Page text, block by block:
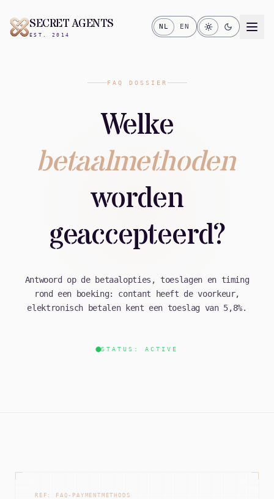
SECRET AGENTS
EST. 2014
NL EN
FAQ DOSSIER
Welke
betaalmethoden
worden
geaccepteerd?
Antwoord op de betaalopties, toeslagen en timing
rond een boeking: contant heeft de voorkeur,
elektronisch betalen kent een toeslag van 5,8%.
STATUS: ACTIVE
REF: FAQ-PAYMENTMETHODS